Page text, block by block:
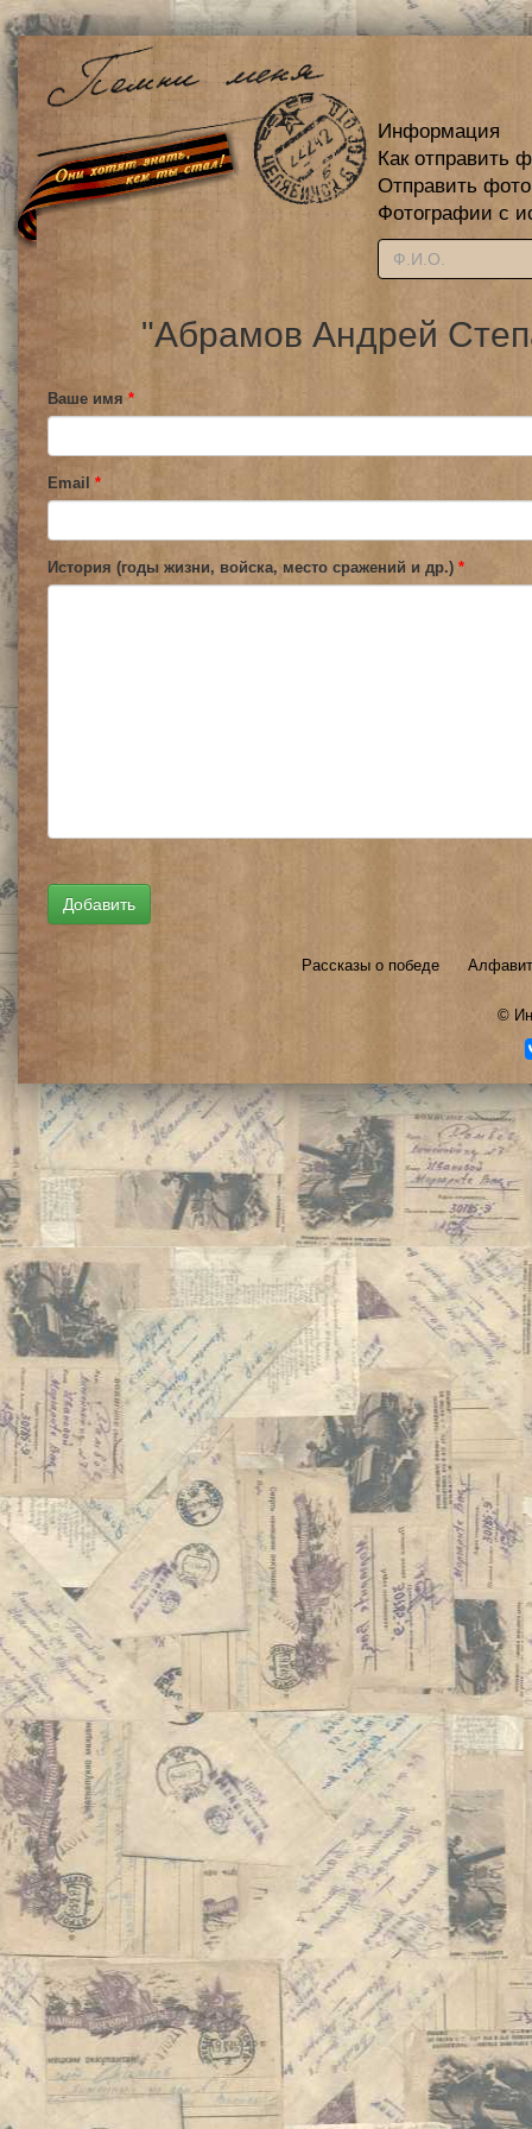
Информация
Как отправить
Отправить
Фотографии с
"Абрамов Андрей
Ваше имя *
Email *
История (годы жизни, войска, место сражений и др.) *
Рассказы о победе
©